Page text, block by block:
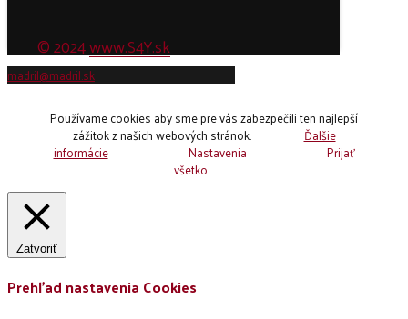
© 2024www.S4Y.sk
madril@madril.sk
Používame cookies aby sme pre vás zabezpečili ten najlepší
zážitok z našich webových stránok.
Ďalšie
informácie
Nastavenia
Prijať
všetko
Zatvoriť
Prehľad nastavenia Cookies